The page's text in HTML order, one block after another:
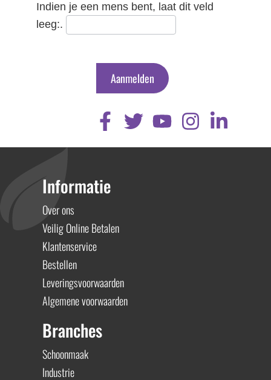
Indien je een mens bent, laat dit veld
leeg:.
Aanmelden
Informatie
Over ons
Veilig Online Betalen
Klantenservice
Bestellen
Leveringsvoorwaarden
Algemene voorwaarden
Branches
Schoonmaak
Industrie